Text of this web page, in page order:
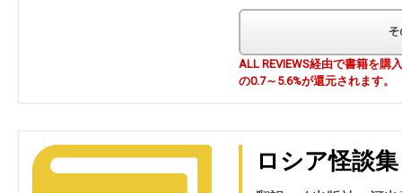
ALL REVIEWS経由で書籍を購
の0.7～5.6%が還元されます。
ロシア怪談集